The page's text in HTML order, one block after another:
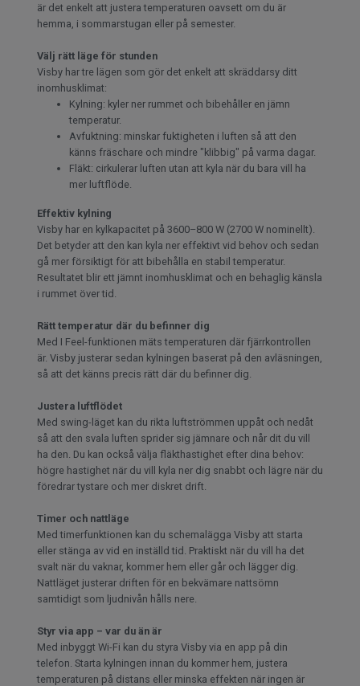
är det enkelt att justera temperaturen oavsett om du är
hemma, i sommarstugan eller på semester.
Välj rätt läge för stunden
Visby har tre lägen som gör det enkelt att skräddarsy ditt
inomhusklimat:
Kylning: kyler ner rummet och bibehåller en jämn
temperatur.
Avfuktning: minskar fuktigheten i luften så att den
känns fräschare och mindre "klibbig" på varma dagar.
Fläkt: cirkulerar luften utan att kyla när du bara vill ha
mer luftflöde.
Effektiv kylning
Visby har en kylkapacitet på 3600–800 W (2700 W nominellt).
Det betyder att den kan kyla ner effektivt vid behov och sedan
gå mer försiktigt för att bibehålla en stabil temperatur.
Resultatet blir ett jämnt inomhusklimat och en behaglig känsla
i rummet över tid.
Rätt temperatur där du befinner dig
Med I Feel-funktionen mäts temperaturen där fjärrkontrollen
är. Visby justerar sedan kylningen baserat på den avläsningen,
så att det känns precis rätt där du befinner dig.
Justera luftflödet
Med swing-läget kan du rikta luftströmmen uppåt och nedåt
så att den svala luften sprider sig jämnare och når dit du vill
ha den. Du kan också välja fläkthastighet efter dina behov:
högre hastighet när du vill kyla ner dig snabbt och lägre när du
föredrar tystare och mer diskret drift.
Timer och nattläge
Med timerfunktionen kan du schemalägga Visby att starta
eller stänga av vid en inställd tid. Praktiskt när du vill ha det
svalt när du vaknar, kommer hem eller går och lägger dig.
Nattläget justerar driften för en bekvämare nattsömn
samtidigt som ljudnivån hålls nere.
Styr via app – var du än är
Med inbyggt Wi-Fi kan du styra Visby via en app på din
telefon. Starta kylningen innan du kommer hem, justera
temperaturen på distans eller minska effekten när ingen är